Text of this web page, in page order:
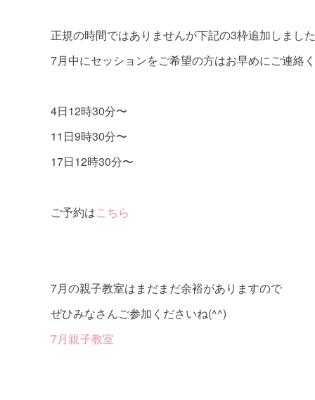
正規の時間ではありませんが下記の3枠追加しまし
7月中にセッションをご希望の方はお早めにご連絡
4日12時30分〜
11日9時30分〜
17日12時30分〜
ご予約はこちら
7月の親子教室はまだまだ余裕がありますので
ぜひみなさんご参加くださいね(^^)
7月親子教室